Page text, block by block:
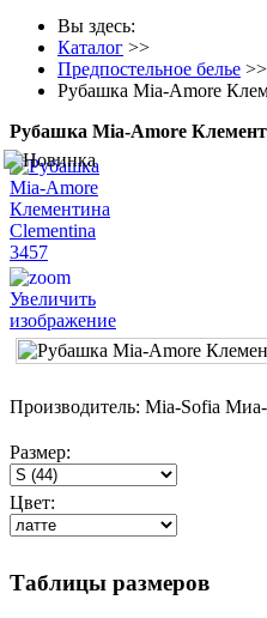
Вы здесь:
Каталог >>
Предпостельное белье >>
Рубашка Mia-Amore
Рубашка Mia-Amore
Увеличить
изображение
Производитель: Mia-Sofia
Размер:
Цвет:
Таблицы размеров